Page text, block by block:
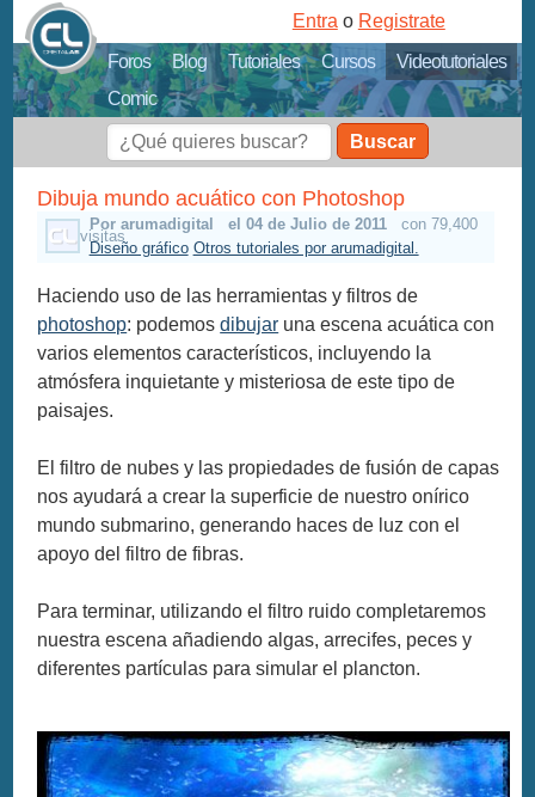
Foros Blog Tutoriales Cursos
Videotutoriales
Comic
Entra o Registrate
Buscar
Dibuja mundo acuático con Photoshop
Por arumadigital el 04 de Julio de 2011 con 79,400
visitas
Diseño gráfico Otros tutoriales por arumadigital.
Haciendo uso de las herramientas y filtros de
photoshop: podemosdibujar una escena acuática con
varios elementos característicos, incluyendo la
atmósfera inquietante y misteriosa de este tipo de
paisajes.
El filtro de nubes y las propiedades de fusión de capas
nos ayudará a crear la superficie de nuestro onírico
mundo submarino, generando haces de luz con el
apoyo del filtro de fibras.
Para terminar, utilizando el filtro ruido completaremos
nuestra escena añadiendo algas, arrecifes, peces y
diferentes partículas para simular el plancton.